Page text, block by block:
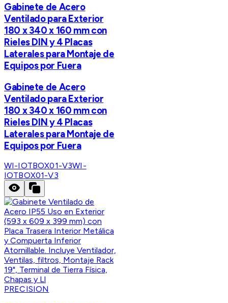
Gabinete de Acero
Ventilado para Exterior
180 x 340 x 160 mm con
Rieles DIN y 4 Placas
Laterales para Montaje de
Equipos por Fuera
Gabinete de Acero
Ventilado para Exterior
180 x 340 x 160 mm con
Rieles DIN y 4 Placas
Laterales para Montaje de
Equipos por Fuera
WI-IOTBOX01-V3WI-
IOTBOX01-V3
PRECISION